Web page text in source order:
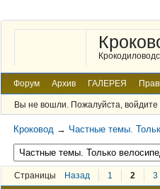
Форум Архив ГАЛЕРЕЯ
Вы не вошли. Пожалуйста, войдите
Кроковод → Частные темы.
Страницы Назад 1 2 3